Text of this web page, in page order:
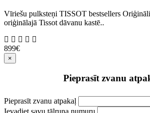
Vīriešu pulksteņi TISSOT bestsellers
oriģinālajā Tissot dāvanu kastē..
899€
×
Pieprasīt zvanu
Pieprasīt zvanu atpakaļ
Ievadiet savu tālruņa numuru